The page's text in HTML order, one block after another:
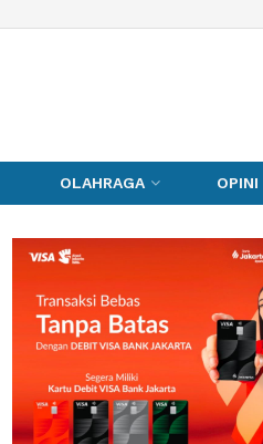
OLAHRAGA OPINI